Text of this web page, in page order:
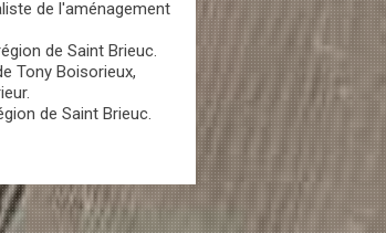
de l'aménagement
de Saint Brieuc.
Tony Boisorieux,
de Saint Brieuc.